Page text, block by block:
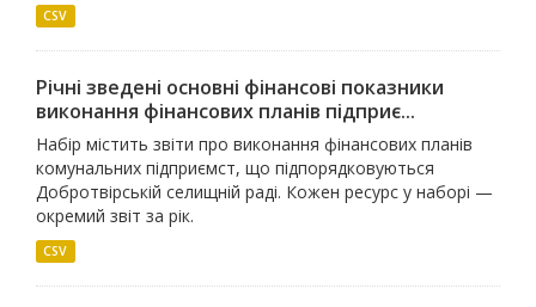
CSV
Річні зведені основні фінансові показники
виконання фінансових планів підприє...
Набір містить звіти про виконання фінансових планів
комунальних підприємст, що підпорядковуються
Добротвірській селищній раді. Кожен ресурс у наборі —
окремий звіт за рік.
CSV